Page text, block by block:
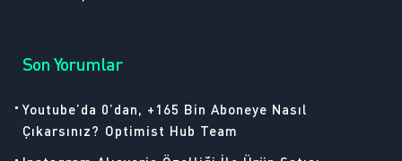
Son Yorumlar
Youtube’da 0’dan, +165 Bin Aboneye Nasıl
Çıkarsınız? Optimist Hub Team